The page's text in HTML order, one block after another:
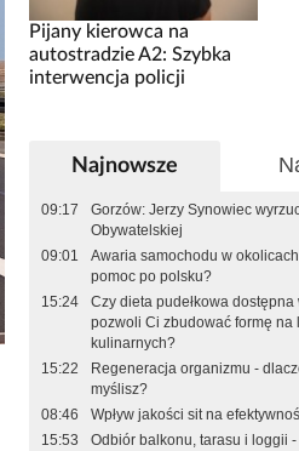
Pijany kierowca na
autostradzie A2: Szybka
interwencja policji
Najnowsze
09:17
Gorzów: Jerzy Synowiec
Obywatelskiej
09:01
Awaria samochodu w
pomoc po polsku?
15:24
Czy dieta pudełkowa
pozwoli Ci zbudować formę na
kulinarnych?
15:22
Regeneracja organizmu -
myślisz?
08:46
Wpływ jakości sit na
15:53
Odbiór balkonu, tarasu i loggii -